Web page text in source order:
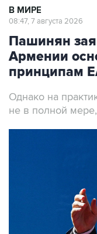
В МИРЕ
08:47, 7 августа 2026
Пашинян
Армении
принципам
Однако на
не в полной